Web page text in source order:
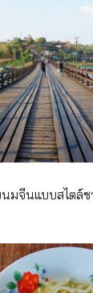
นมจีนแบบสไตล์